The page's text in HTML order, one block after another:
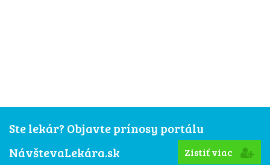
Ste lekár? Objavte prínosy portálu
NávštevaLekára.sk
Zistiť viac